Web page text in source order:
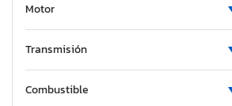
Motor
Transmisión
Combustible